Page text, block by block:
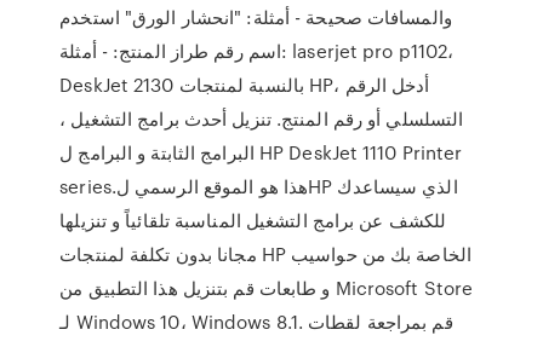
والمسافات صحيحة - أمثلة: "انحشار الورق" استخدم
اسم رقم طراز المنتج: - أمثلة: laserjet pro p1102،
DeskJet 2130 بالنسبة لمنتجات HP، أدخل الرقم
التسلسلي أو رقم المنتج. تنزيل أحدث برامج التشغيل ،
البرامج الثابتة و البرامج ل HP DeskJet 1110 Printer
series.هذا هو الموقع الرسمي لHP الذي سيساعدك
للكشف عن برامج التشغيل المناسبة تلقائياً و تنزيلها
مجانا بدون تكلفة لمنتجات HP الخاصة بك من حواسيب
و طابعات قم بتنزيل هذا التطبيق من Microsoft Store
لـ Windows 10، Windows 8.1. قم بمراجعة لقطات